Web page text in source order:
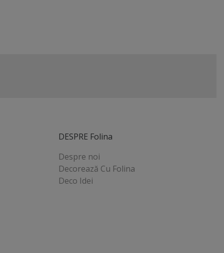
DESPRE Folina
Despre noi
Decorează Cu Folina
Deco Idei